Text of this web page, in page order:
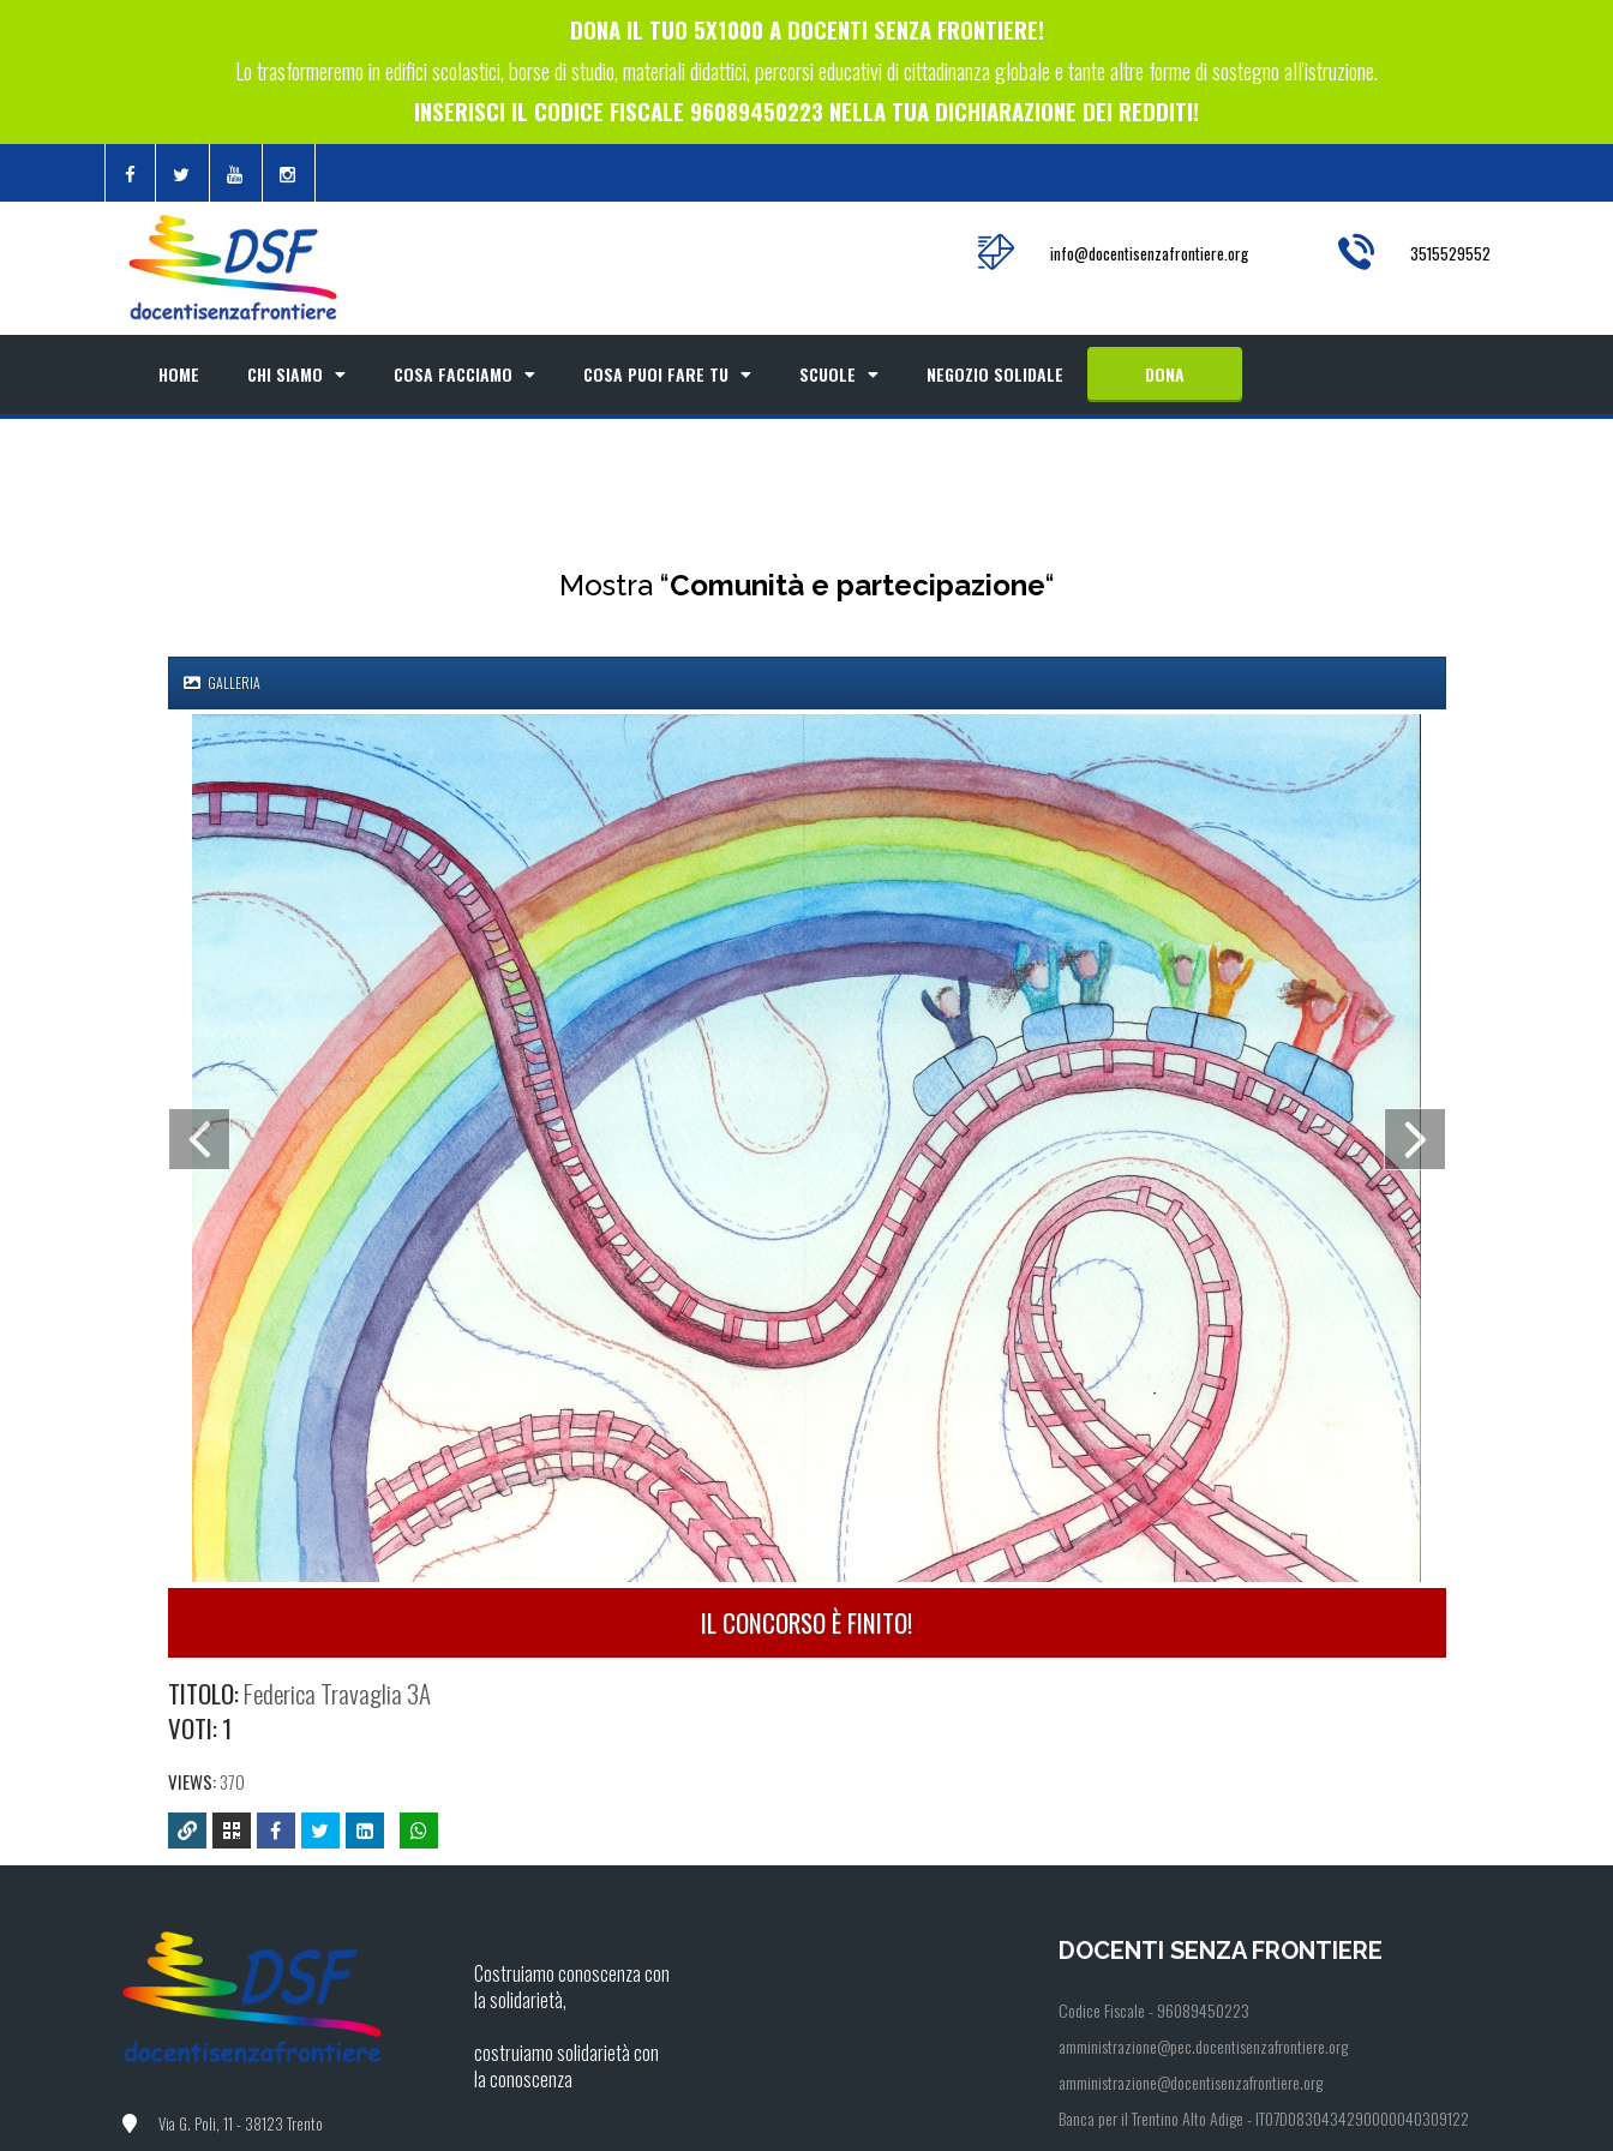
DONA IL TUO 5X1000 A DOCENTI SENZA FRONTIERE!
Lo trasformeremo in edifici scolastici, borse di studio, materiali didattici, percorsi educativi di cittadinanza globale e tante altre forme di sostegno all'istruzione.
INSERISCI IL CODICE FISCALE 96089450223 NELLA TUA DICHIARAZIONE DEI REDDITI!
info@docentisenzafrontiere.org 3515529552
HOME CHI SIAMO COSA FACCIAMO COSA PUOI FARE TU SCUOLE NEGOZIO SOLIDALE DONA
Mostra “Comunità e partecipazione“
GALLERIA
IL CONCORSO È FINITO!
TITOLO:Federica Travaglia 3A
VOTI:1
VIEWS:370
Via G. Poli, 11 - 38123 Trento
Costruiamo conoscenza con
la solidarietà,
costruiamo solidarietà con
la conoscenza
DOCENTI SENZA FRONTIERE
Codice Fiscale - 96089450223
amministrazione@pec.docentisenzafrontiere.org
amministrazione@docentisenzafrontiere.org
Banca per il Trentino Alto Adige - IT07D0830434290000040309122